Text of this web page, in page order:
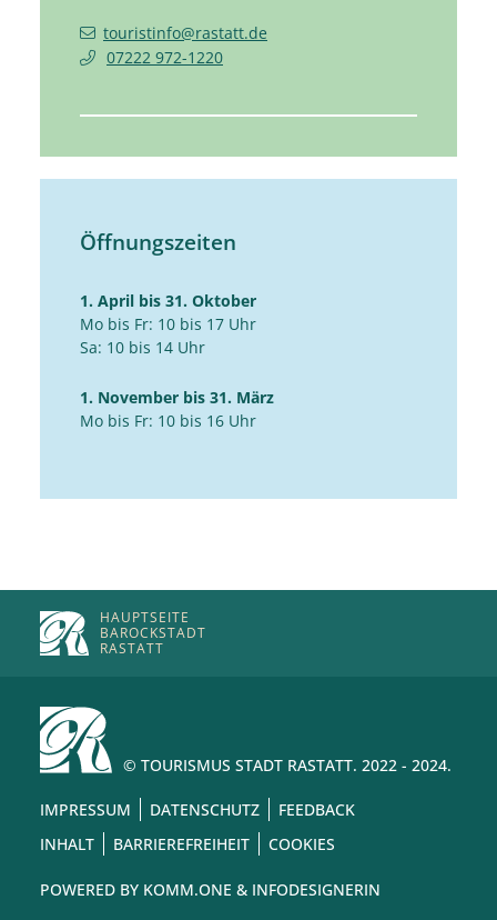
touristinfo@rastatt.de
07222 972-1220
Öffnungszeiten
1. April bis 31. Oktober
Mo bis Fr: 10 bis 17 Uhr
Sa: 10 bis 14 Uhr
1. November bis 31. März
Mo bis Fr: 10 bis 16 Uhr
HAUPTSEITE
BAROCKSTADT
RASTATT
© TOURISMUS STADT RASTATT. 2022 - 2024.
IMPRESSUM DATENSCHUTZ
FEEDBACK
INHALT
BARRIEREFREIHEIT COOKIES
POWERED BY KOMM.ONE & INFODESIGNERIN